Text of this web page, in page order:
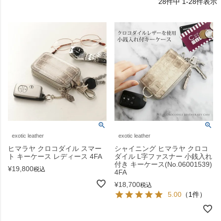
exotic leather
ヒマラヤ クロコダイル スマー
ト キーケース レディース 4FA
¥19,800税込
exotic leather
シャイニング ヒマラヤ クロコ
ダイル L字ファスナー 小銭入れ
付き キーケース(No.06001539)
4FA
¥18,700税込
5.00 （1件）